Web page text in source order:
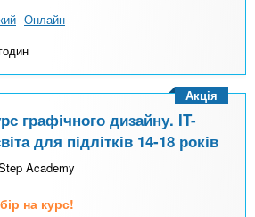
Онлайн
графічного дизайну. IT-
для підлітків 14-18 років
Academy
на курс!
Акція